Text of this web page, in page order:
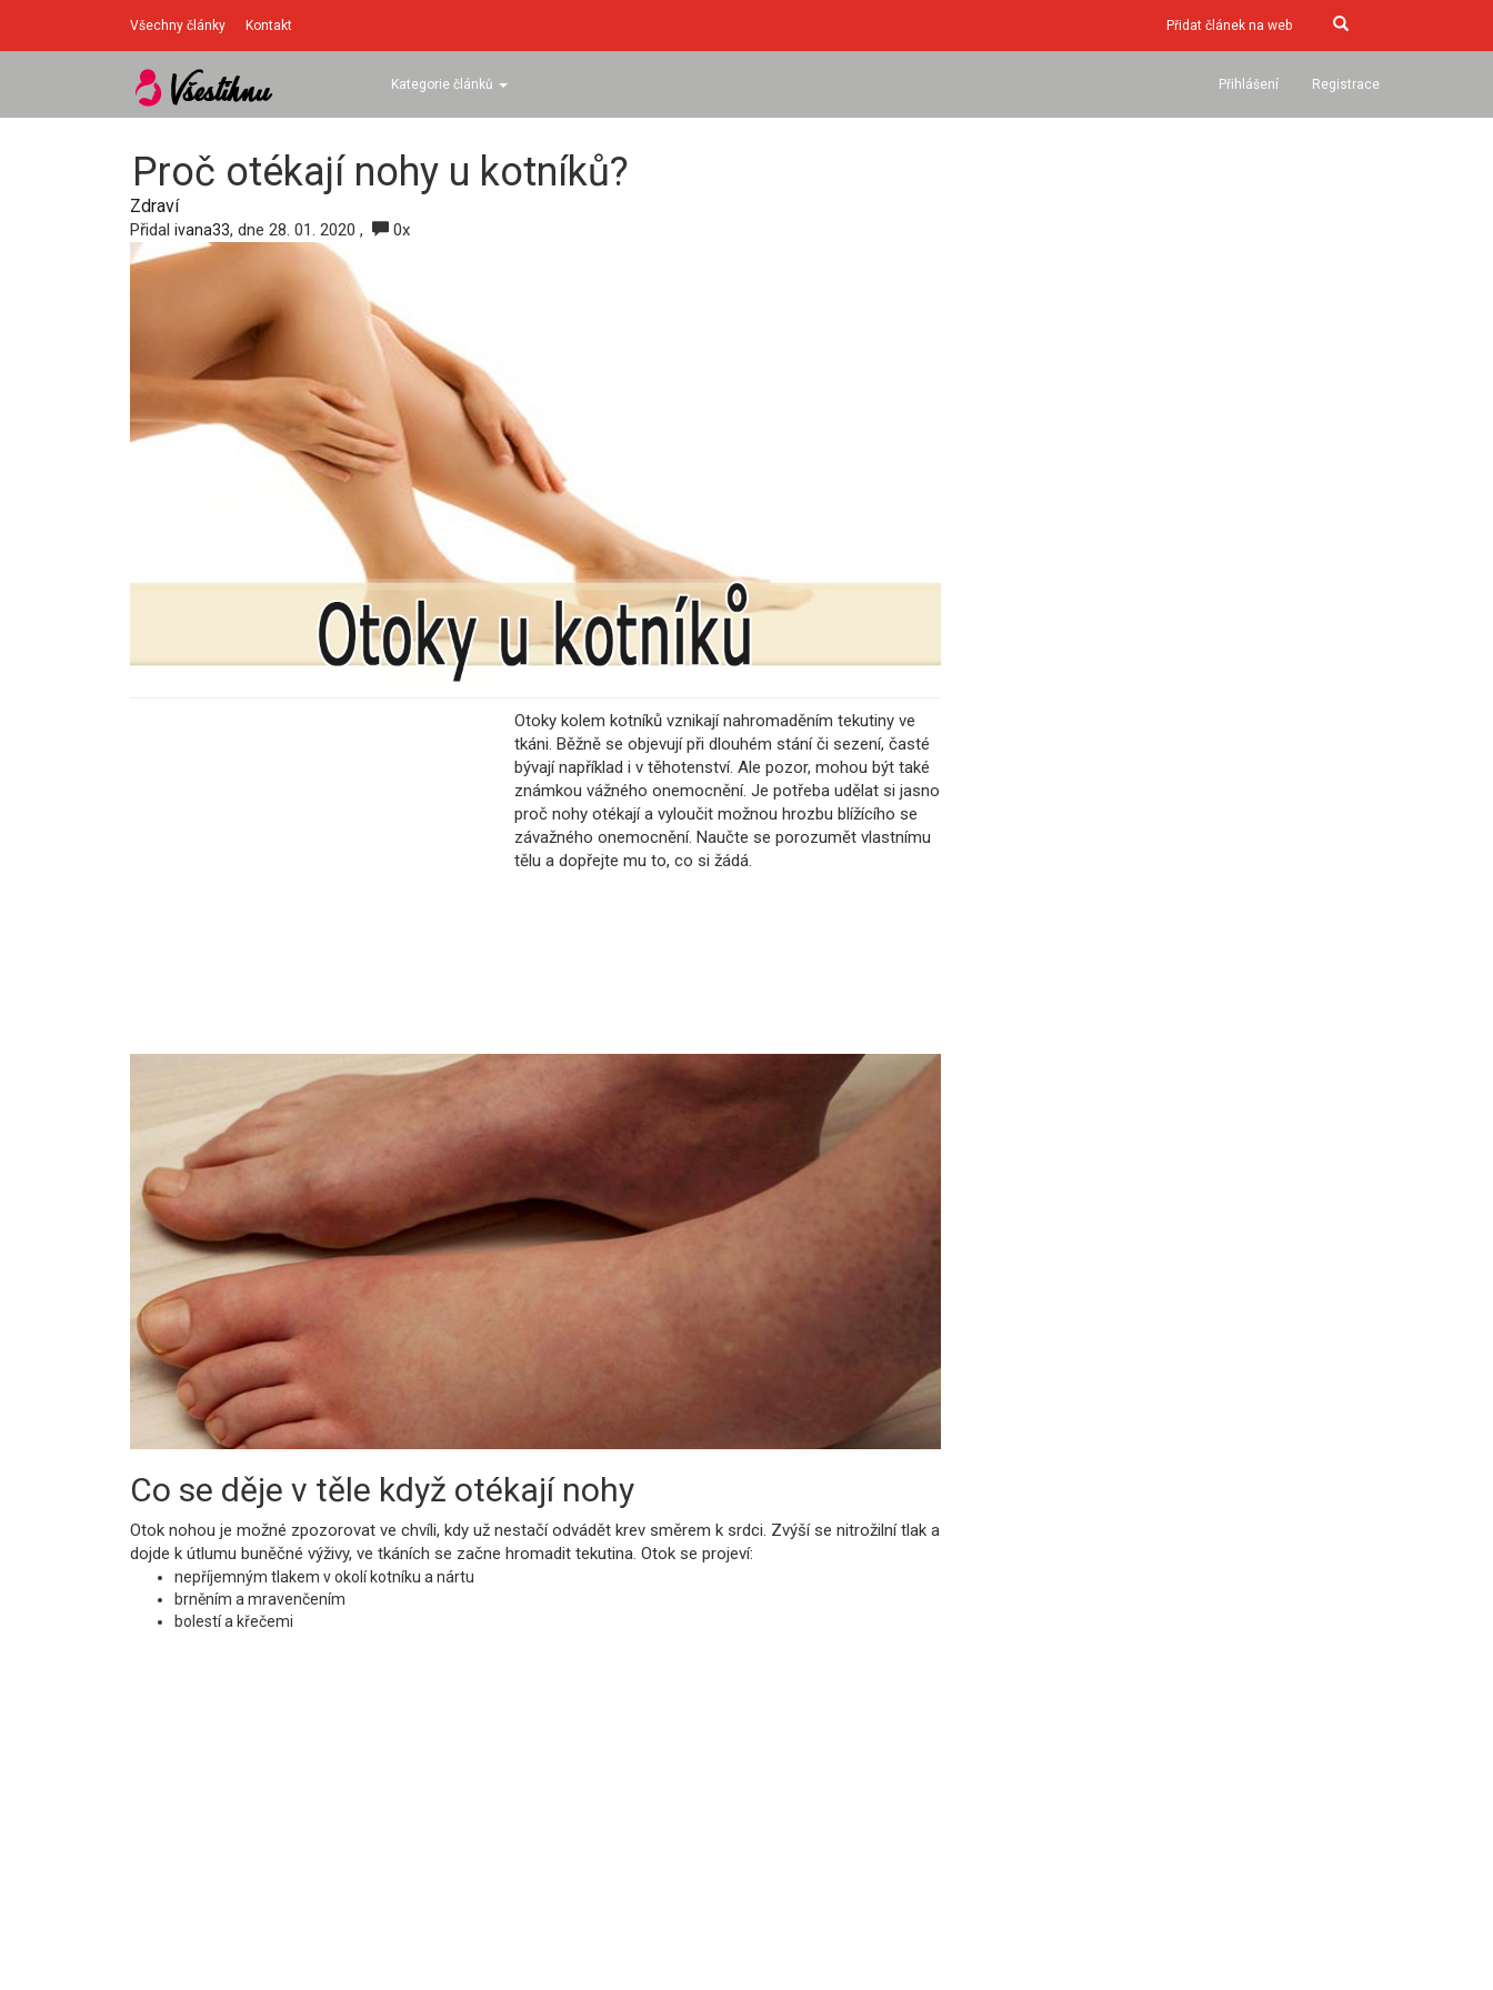
Všechny články Kontakt Přidat článek na web
Kategorie článků Přihlášení Registrace
Proč otékají nohy u kotníků?
Zdraví
Přidal ivana33, dne 28. 01. 2020 , 0x
Otoky kolem kotníků vznikají nahromaděním tekutiny ve
tkáni. Běžně se objevují při dlouhém stání či sezení, časté
bývají například i v těhotenství. Ale pozor, mohou být také
známkou vážného onemocnění. Je potřeba udělat si jasno
proč nohy otékají a vyloučit možnou hrozbu blížícího se
závažného onemocnění. Naučte se porozumět vlastnímu
tělu a dopřejte mu to, co si žádá.
Co se děje v těle když otékají nohy
Otok nohou je možné zpozorovat ve chvíli, kdy už nestačí odvádět krev směrem k srdci. Zvýší se nitrožilní tlak a
dojde k útlumu buněčné výživy, ve tkáních se začne hromadit tekutina. Otok se projeví:
nepříjemným tlakem v okolí kotníku a nártu
brněním a mravenčením
bolestí a křečemi